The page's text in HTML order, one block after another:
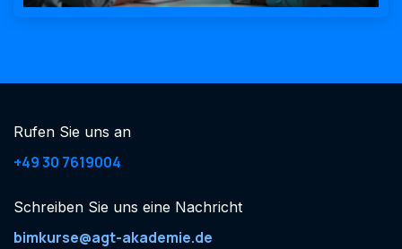
Rufen Sie uns an
+49 30 7619004
Schreiben Sie uns eine Nachricht
bimkurse@agt-akademie.de